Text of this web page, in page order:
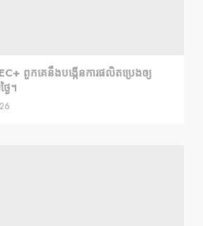
ពួកគេនឹងបង្កើនការផលិតប្រេងឲ្យ
ៃ។